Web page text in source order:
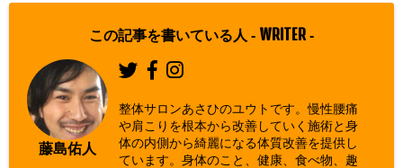
この記事を書いている人 - WRITER -
藤島佑人
整体サロンあさひのユウトです。慢性腰痛
や肩こりを根本から改善していく施術と身
体の内側から綺麗になる体質改善を提供し
ています。身体のこと、健康、食べ物、趣